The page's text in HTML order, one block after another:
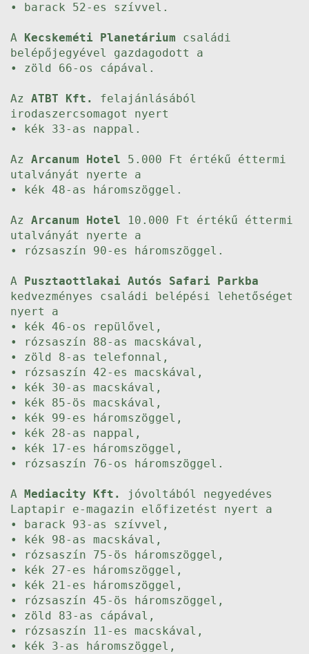
• barack 52-es szívvel.
A Kecskeméti Planetárium családi
belépőjegyével gazdagodott a
• zöld 66-os cápával.
Az ATBT Kft.
felajánlásából
irodaszercsomagot nyert
• kék 33-as nappal.
Az Arcanum Hotel 5.000 Ft értékű éttermi
utalványát nyerte a
• kék 48-as háromszöggel.
Az Arcanum Hotel 10.000 Ft értékű éttermi
utalványát nyerte a
• rózsaszín 90-es háromszöggel.
A Pusztaottlakai Autós Safari Parkba
kedvezményes családi belépési lehetőséget
nyert a
• kék 46-os repülővel,
• rózsaszín 88-as macskával,
• zöld 8-as telefonnal,
• rózsaszín 42-es macskával,
• kék 30-as macskával,
• kék 85-ös macskával,
• kék 99-es háromszöggel,
• kék 28-as nappal,
• kék 17-es háromszöggel,
• rózsaszín 76-os háromszöggel.
A Mediacity Kft.
jóvoltából negyedéves
Laptapir e-magazin előfizetést nyert a
• barack 93-as szívvel,
• kék 98-as macskával,
• rózsaszín 75-ös háromszöggel,
• kék 27-es háromszöggel,
• kék 21-es háromszöggel,
• rózsaszín 45-ös háromszöggel,
• zöld 83-as cápával,
• rózsaszín 11-es macskával,
• kék 3-as háromszöggel,